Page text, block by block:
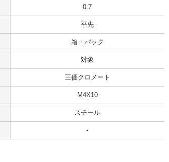
0.7
平先
箱・パック
対象
三価クロメート
M4X10
スチール
-